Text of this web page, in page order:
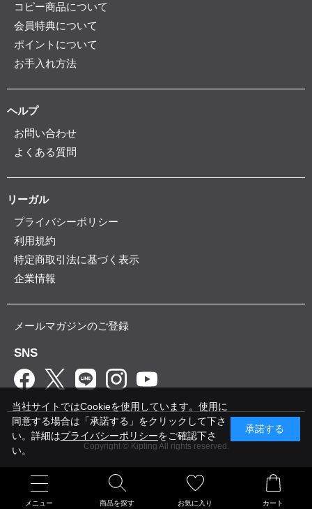
メニュー 商品を探す お気に入り カート
コピー商品について
会員特典について
ポイントについて
お手入れ方法
ヘルプ
お問い合わせ
よくある質問
リーガル
プライバシーポリシー
利用規約
特定商取引法に基づく表示
企業情報
メールマガジンのご登録
SNS
Copyright © Kipling All rights reserved.
当社サイトではCookieを使用しています。使用に
同意する場合は「承諾する」をクリックして下さ
い。詳細はプライバシーポリシーをご確認下さ
い。
承諾する